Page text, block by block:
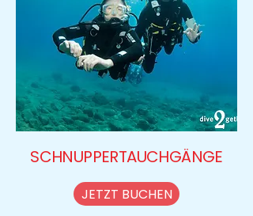
SCHNUPPERTAUCHGÄNGE
JETZT BUCHEN